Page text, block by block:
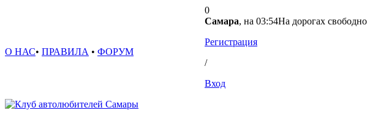
О НАС• ПРАВИЛА • ФОРУМ
0
Самара, на 03:54На дорогах свободно
Регистрация
/
Вход